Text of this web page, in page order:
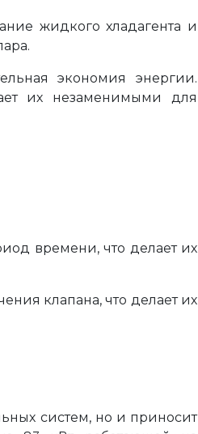
жидкого хладагента и
экономия энергии.
их незаменимыми для
времени, что делает их
клапана, что делает их
систем, но и приносит